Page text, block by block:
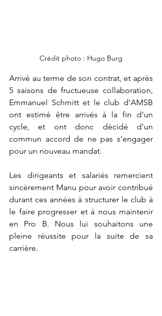
Crédit photo : Hugo Burg
Arrivé au terme de son contrat, et après
5 saisons de fructueuse collaboration,
Emmanuel Schmitt et le club d'AMSB
ont estimé être arrivés à la fin d'un
cycle, et ont donc décidé d'un
commun accord de ne pas s'engager
pour un nouveau mandat.
Les dirigeants et salariés remercient
sincèrement Manu pour avoir contribué
durant ces années à structurer le club à
le faire progresser et à nous maintenir
en Pro B. Nous lui souhaitons une
pleine réussite pour la suite de sa
carrière.